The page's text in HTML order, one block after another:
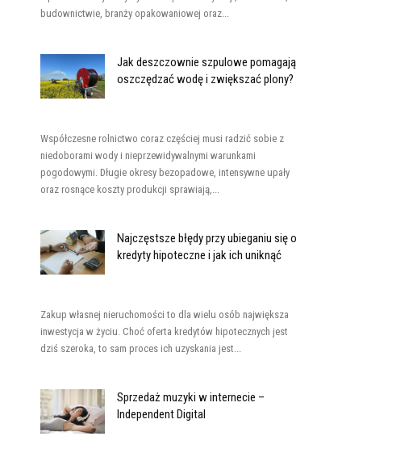
budownictwie, branży opakowaniowej oraz...
Jak deszczownie szpulowe pomagają
oszczędzać wodę i zwiększać plony?
Współczesne rolnictwo coraz częściej musi radzić sobie z
niedoborami wody i nieprzewidywalnymi warunkami
pogodowymi. Długie okresy bezopadowe, intensywne upały
oraz rosnące koszty produkcji sprawiają,...
Najczęstsze błędy przy ubieganiu się o
kredyty hipoteczne i jak ich uniknąć
Zakup własnej nieruchomości to dla wielu osób największa
inwestycja w życiu. Choć oferta kredytów hipotecznych jest
dziś szeroka, to sam proces ich uzyskania jest...
Sprzedaż muzyki w internecie –
Independent Digital